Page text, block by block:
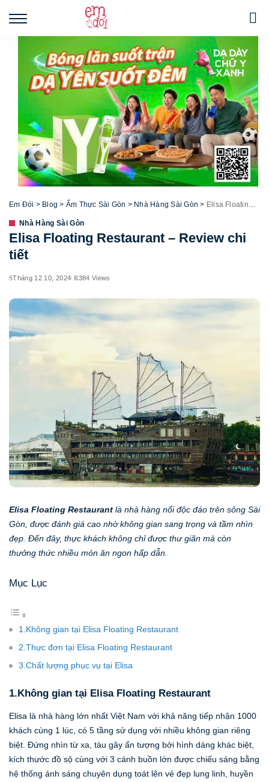
Em Đói > Blog > Ẩm Thực Sài Gòn > Nhà Hàng Sài Gòn > Elisa Floating Restaurant – Review chi tiết
Nhà Hàng Sài Gòn
Elisa Floating Restaurant – Review chi
tiết
Tháng 12 10, 2024 384 Views
Elisa Floating Restaurant là nhà hàng nổi độc đáo trên sông Sài
Gòn, được đánh giá cao nhờ không gian sang trọng và tầm nhìn
đẹp. Đến đây, thực khách không chỉ được thư giãn mà còn
thưởng thức nhiều món ăn ngon hấp dẫn.
Mục Lục
1.Không gian tại Elisa Floating Restaurant
2.Thực đơn tại Elisa Floating Restaurant
3.Chất lượng phục vụ tại Elisa
1.Không gian tại Elisa Floating Restaurant
Elisa là nhà hàng lớn nhất Việt Nam với khả năng tiếp nhận 1000
khách cùng 1 lúc, có 5 tầng sử dụng với nhiều không gian riêng
biệt. Đứng nhìn từ xa, tàu gây ấn tượng bởi hình dáng khác biệt,
kích thước đồ sộ cùng với 3 cánh buồn lớn được chiếu sáng bằng
hệ thống ánh sáng chuyên dụng toát lên vẻ đẹp lung linh, huyền